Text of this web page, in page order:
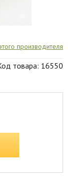
производителя
товара: 16550